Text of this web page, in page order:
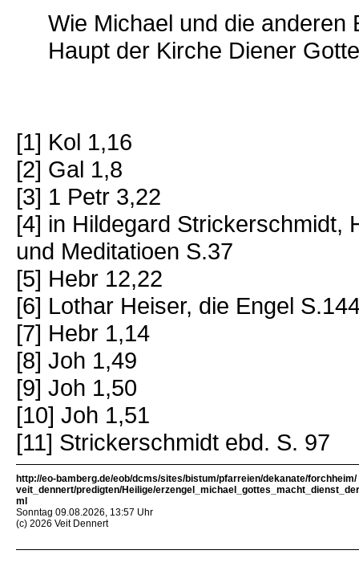
Wie Michael und die
Haupt der Kirche Diener
[1] Kol 1,16
[2] Gal 1,8
[3] 1 Petr 3,22
[4] in Hildegard Strickerschmidt,
und Meditatioen S.37
[5] Hebr 12,22
[6] Lothar Heiser, die Engel
[7] Hebr 1,14
[8] Joh 1,49
[9] Joh 1,50
[10] Joh 1,51
[11] Strickerschmidt ebd. S. 97
http://eo-bamberg.de/eob/dcms/sites/bistum/pfarreien/dekanate/forchheim/
veit_dennert/predigten/Heilige/
ml
Sonntag 09.08.2026, 13:57 Uhr
(c) 2026 Veit Dennert